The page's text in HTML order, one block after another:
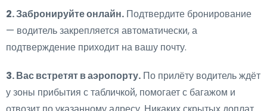
2. Забронируйте онлайн. Подтвердите бронирование
— водитель закрепляется автоматически, а
подтверждение приходит на вашу почту.
3. Вас встретят в аэропорту. По прилёту водитель ждёт
у зоны прибытия с табличкой, помогает с багажом и